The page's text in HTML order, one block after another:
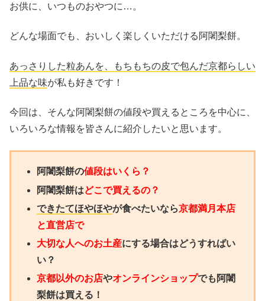
お供に、いつものおやつに…。
どんな場面でも、おいしく楽しくいただける阿闍梨餅。
あっさりした粒あんを、もちもちの皮で包んだ京都らしい
上品な味が私も好きです！
今回は、そんな阿闍梨餅の値段や買えるところを中心に、
いろいろな情報を皆さんに紹介したいと思います。
阿闍梨餅の値段はいくら？
阿闍梨餅はどこで買えるの？
できたてほやほやが食べたいなら京都満月本店
と直営店で
大切な人へのお土産にする場合はどうすればい
い？
京都以外のお店やオンラインショップでも阿闍
梨餅は買える！